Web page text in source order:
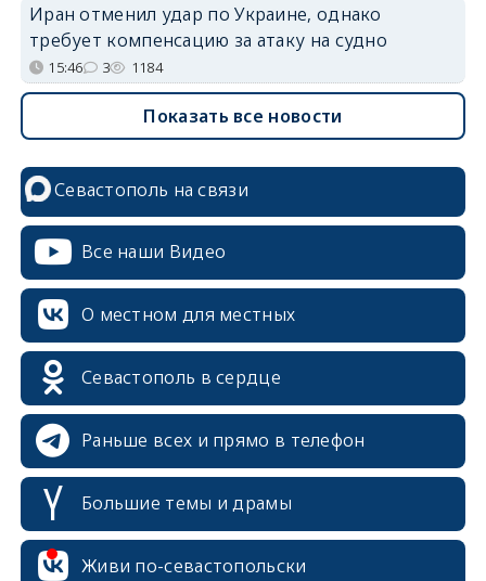
Иран отменил удар по Украине, однако
требует компенсацию за атаку на судно
15:46 3 1184
Показать все новости
Севастополь на связи
Все наши Видео
О местном для местных
Севастополь в сердце
Раньше всех и прямо в телефон
Большие темы и драмы
Живи по-севастопольски